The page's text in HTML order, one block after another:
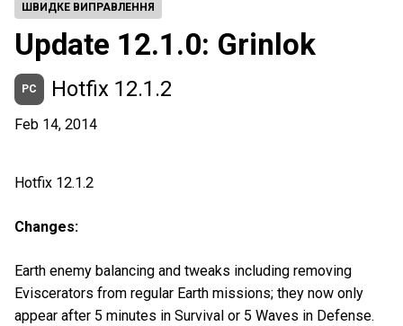
ШВИДКЕ ВИПРАВЛЕННЯ
Update 12.1.0: Grinlok
PC Hotfix 12.1.2
Feb 14, 2014
Hotfix 12.1.2
Changes:
Earth enemy balancing and tweaks including removing
Eviscerators from regular Earth missions; they now only
appear after 5 minutes in Survival or 5 Waves in Defense.